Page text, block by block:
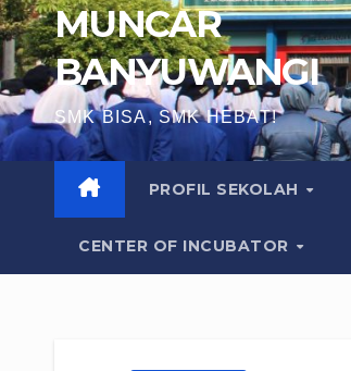
MUNCAR
BANYUWANGI
SMK BISA, SMK HEBAT!
PROFIL SEKOLAH
CENTER OF INCUBATOR